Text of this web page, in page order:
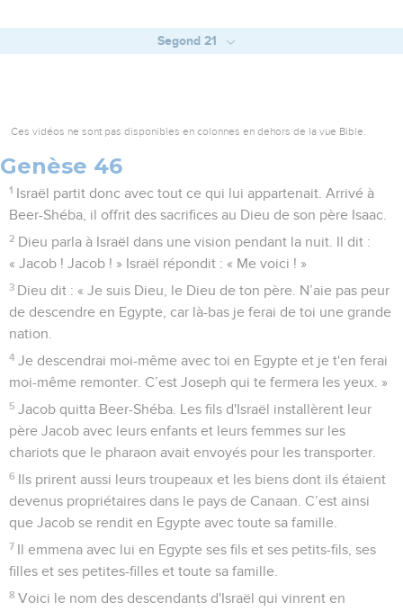
Segond 21
Ces vidéos ne sont pas disponibles en colonnes en dehors de la vue Bible.
Genèse 46
1 Israël partit donc avec tout ce qui lui appartenait. Arrivé à
Beer-Shéba, il offrit des sacrifices au Dieu de son père Isaac.
2 Dieu parla à Israël dans une vision pendant la nuit. Il dit :
« Jacob ! Jacob ! » Israël répondit : « Me voici ! »
3 Dieu dit : « Je suis Dieu, le Dieu de ton père. N’aie pas peur
de descendre en Egypte, car là-bas je ferai de toi une grande
nation.
4 Je descendrai moi-même avec toi en Egypte et je t'en ferai
moi-même remonter. C’est Joseph qui te fermera les yeux. »
5 Jacob quitta Beer-Shéba. Les fils d'Israël installèrent leur
père Jacob avec leurs enfants et leurs femmes sur les
chariots que le pharaon avait envoyés pour les transporter.
6 Ils prirent aussi leurs troupeaux et les biens dont ils étaient
devenus propriétaires dans le pays de Canaan. C’est ainsi
que Jacob se rendit en Egypte avec toute sa famille.
7 Il emmena avec lui en Egypte ses fils et ses petits-fils, ses
filles et ses petites-filles et toute sa famille.
8 Voici le nom des descendants d'Israël qui vinrent en